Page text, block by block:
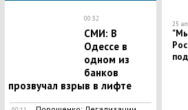
00:32
СМИ: В
Одессе в
одном из
банков
прозвучал взрыв в лифте
25